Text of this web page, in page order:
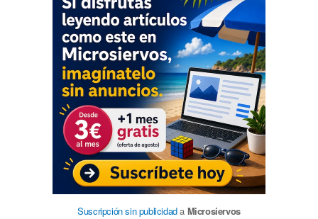
Suscripción sin publicidada Microsiervos